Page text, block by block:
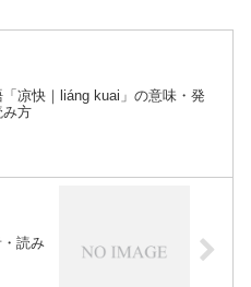
「凉快｜liáng kuai」の意味・発
み方
読み